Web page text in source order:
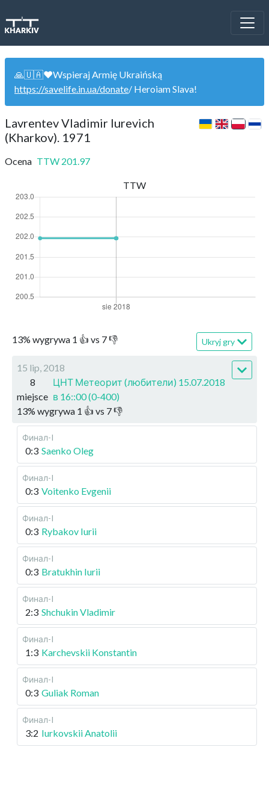
🙏🇺🇦❤️Wspieraj Armię Ukraińską
https://savelife.in.ua/donate/ Heroiam Slava!
Lavrentev Vladimir Iurevich
(Kharkov). 1971
Ocena TTW 201.97
13% wygrywa 1 👍 vs 7👎 Ukryj gry
15 lip, 2018
8
miejsce
ЦНТ Метеорит (любители) 15.07.2018
в 16::00 (0-400)
13% wygrywa 1 👍 vs 7👎
Финал-I
0:3 Saenko Oleg
Финал-I
0:3 Voitenko Evgenii
Финал-I
0:3 Rybakov Iurii
Финал-I
0:3 Bratukhin Iurii
Финал-I
2:3 Shchukin Vladimir
Финал-I
1:3 Karchevskii Konstantin
Финал-I
0:3 Guliak Roman
Финал-I
3:2 Iurkovskii Anatolii
TTW